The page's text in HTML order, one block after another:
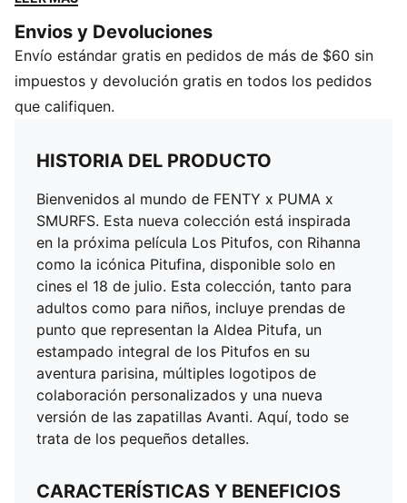
prendas de punto que representan la Aldea Pitufa, un
estampado integral de los Pitufos en su aventura
parisina, múltiples logotipos de colaboración
personalizados y una nueva versión de las zapatillas
Hecho con al menos un 20% de algodón reciclado.
DETALLES
Ajuste: Oversize
Jersey de algodón grueso
Cuello redondo
Mangas largas
Largo regular
Detalles de estampado gráfico
PUMA Toddlers: Recomendado para niños pequeños
de entre 0 y 4 años
Envios y Devoluciones
Envío estándar gratis en pedidos de más de $60 sin
impuestos y devolución gratis en todos los pedidos
que califiquen.
HISTORIA DEL PRODUCTO
Bienvenidos al mundo de FENTY x PUMA x
SMURFS. Esta nueva colección está inspirada
en la próxima película Los Pitufos, con Rihanna
como la icónica Pitufina, disponible solo en
cines el 18 de julio. Esta colección, tanto para
adultos como para niños, incluye prendas de
punto que representan la Aldea Pitufa, un
estampado integral de los Pitufos en su
aventura parisina, múltiples logotipos de
colaboración personalizados y una nueva
versión de las zapatillas Avanti. Aquí, todo se
trata de los pequeños detalles.
CARACTERÍSTICAS Y BENEFICIOS